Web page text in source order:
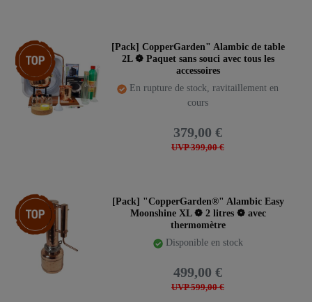
Pack d’articles
[Pack] CopperGarden" Alambic de table
2L ❁ Paquet sans souci avec tous les
accessoires
En rupture de stock, ravitaillement en
cours
UVP 399,00 €
379,00 €
Article phare
[Pack] "CopperGarden®" Alambic Easy
Moonshine XL ❁ 2 litres ❁ avec
thermomètre
Disponible en stock
UVP 599,00 €
499,00 €